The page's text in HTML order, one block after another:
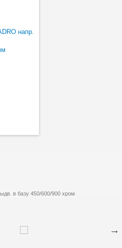
напр.
в базу 450/600/900 хром